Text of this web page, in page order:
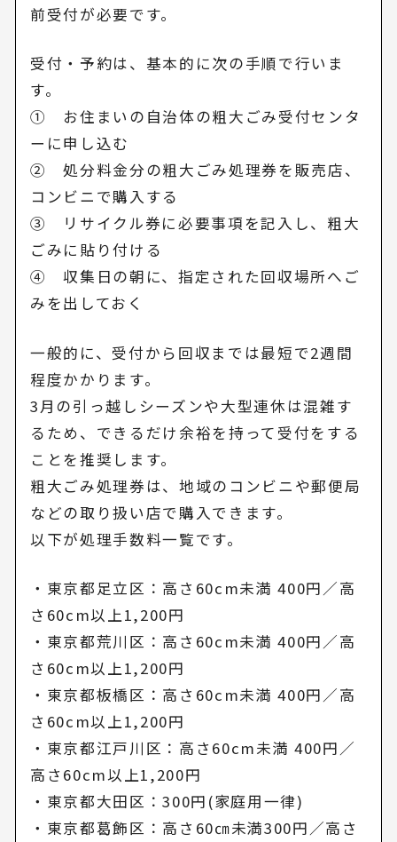
前受付が必要です。
受付・予約は、基本的に次の手順で行いま
す。
① お住まいの自治体の粗大ごみ受付センタ
ーに申し込む
② 処分料金分の粗大ごみ処理券を販売店、
コンビニで購入する
③ リサイクル券に必要事項を記入し、粗大
ごみに貼り付ける
④ 収集日の朝に、指定された回収場所へご
みを出しておく
一般的に、受付から回収までは最短で2週間
程度かかります。
3月の引っ越しシーズンや大型連休は混雑す
るため、できるだけ余裕を持って受付をする
ことを推奨します。
粗大ごみ処理券は、地域のコンビニや郵便局
などの取り扱い店で購入できます。
以下が処理手数料一覧です。
・東京都足立区：高さ60cm未満 400円／高
さ60cm以上1,200円
・東京都荒川区：高さ60cm未満 400円／高
さ60cm以上1,200円
・東京都板橋区：高さ60cm未満 400円／高
さ60cm以上1,200円
・東京都江戸川区：高さ60cm未満 400円／
高さ60cm以上1,200円
・東京都大田区：300円(家庭用一律)
・東京都葛飾区：高さ60㎝未満300円／高さ